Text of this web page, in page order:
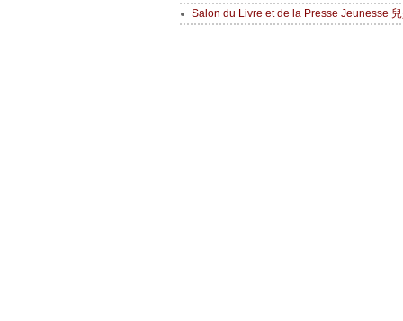
Salon du Livre et de la Presse Jeunesse